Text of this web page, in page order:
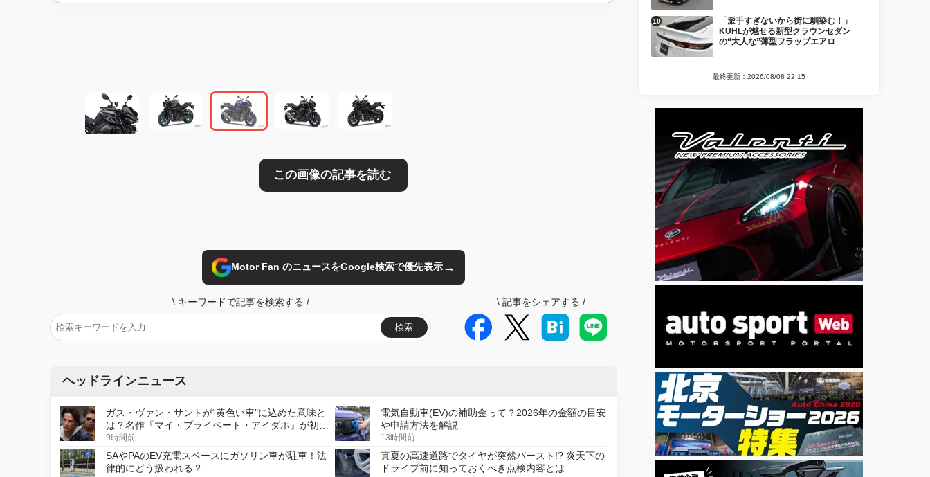
Motor Fan のニュースをGoogle検索で優先表示→
\ キーワードで記事を検索する /
検索
\ 記事をシェアする /
ヘッドラインニュース
ガス・ヴァン・サントが“黄色い車”に込めた意味と
は？名作『マイ・プライベート・アイダホ』が初の
デジタルリマスター版で復活
9時間前
電気自動車(EV)の補助金って？2026年の金額の目安
や申請方法を解説
13時間前
SAやPAのEV充電スペースにガソリン車が駐車！法
律的にどう扱われる？
真夏の高速道路でタイヤが突然バースト!? 炎天下の
ドライブ前に知っておくべき点検内容とは
「派手すぎないから街に馴染む！」
KUHLが魅せる新型クラウンセダン
の“大人な”薄型フラップエアロ
最終更新：2026/08/08 22:15